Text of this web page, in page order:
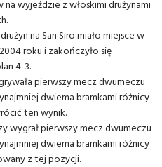
wyjeździe z włoskimi drużynami
na San Siro miało miejsce w
roku i zakończyło się
4-3.
pierwszy mecz dwumeczu
dwiema bramkami różnicy
ten wynik.
wygrał pierwszy mecz dwumeczu
dwiema bramkami różnicy
z tej pozycji.